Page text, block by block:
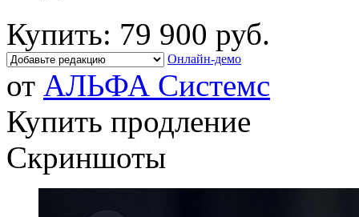
Купить: 79 900 руб.
Онлайн-демо
от АЛЬФА Системс
Купить продление
Скриншоты